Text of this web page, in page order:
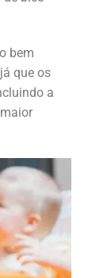
bem
que os
a